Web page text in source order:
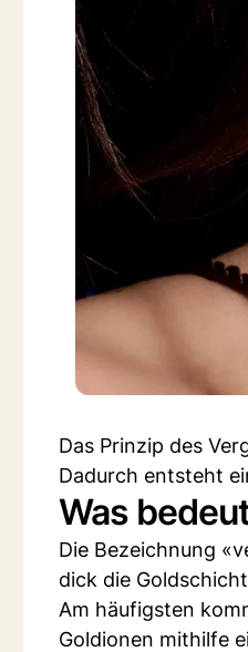
Das Prinzip des
Dadurch entsteht
Was
Die Bezeichnung
dick die
Am häufigsten
Goldionen mithilfe